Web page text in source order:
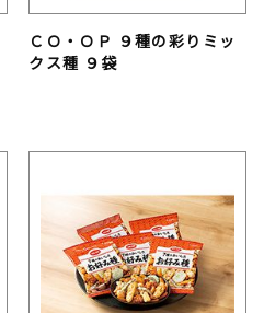
ＣＯ・ＯＰ ９種の彩りミッ
クス種 ９袋